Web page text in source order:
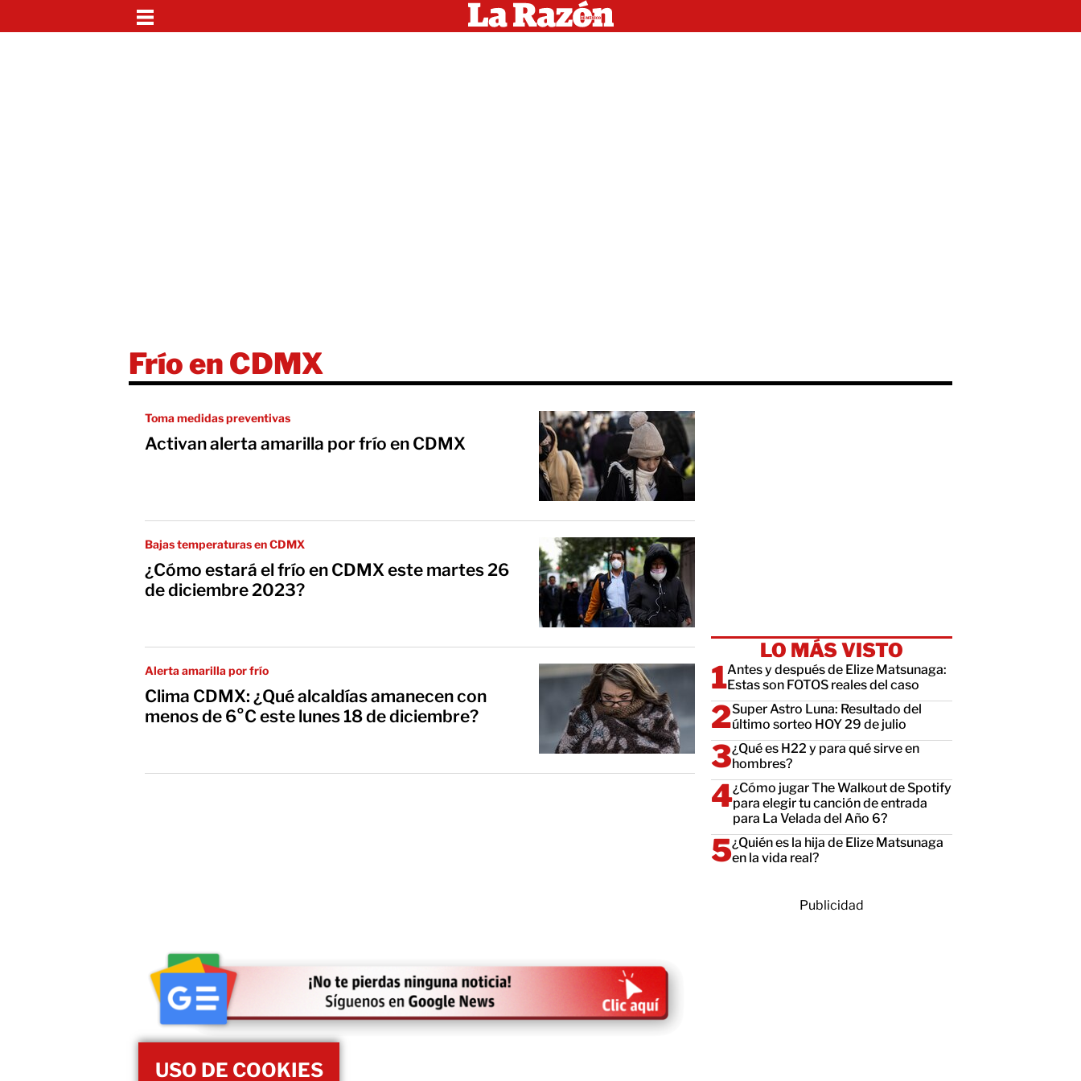
Frío en CDMX
Toma medidas preventivas
Activan alerta amarilla por frío en CDMX
Bajas temperaturas en CDMX
¿Cómo estará el frío en CDMX este martes 26
de diciembre 2023?
Alerta amarilla por frío
Clima CDMX: ¿Qué alcaldías amanecen con
menos de 6°C este lunes 18 de diciembre?
LO MÁS VISTO
Antes y después de Elize Matsunaga:
Estas son FOTOS reales del caso
Super Astro Luna: Resultado del
último sorteo HOY 29 de julio
¿Qué es H22 y para qué sirve en
hombres?
¿Cómo jugar The Walkout de Spotify
para elegir tu canción de entrada
para La Velada del Año 6?
¿Quién es la hija de Elize Matsunaga
en la vida real?
Publicidad
USO DE COOKIES